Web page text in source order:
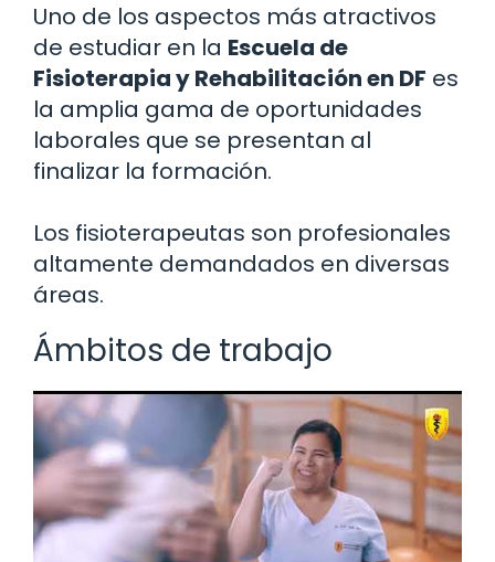
Uno de los aspectos más atractivos
de estudiar en la Escuela de
Fisioterapia y Rehabilitación en DF es
la amplia gama de oportunidades
laborales que se presentan al
finalizar la formación.
Los fisioterapeutas son profesionales
altamente demandados en diversas
áreas.
Ámbitos de trabajo